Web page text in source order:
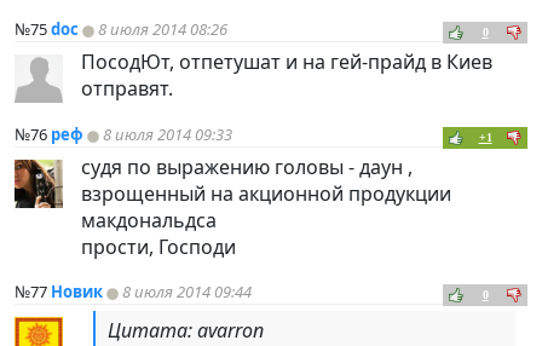
№75doc 8 июля 2014 08:26 0
ПосодЮт, отпетушат и на гей-прайд в Киев
отправят.
№76 реф 8 июля 2014 09:33 +1
судя по выражению головы - даун ,
взрощенный на акционной продукции
макдональдса
прости, Господи
№77 Новик 8 июля 2014 09:44 0
Цитата: avarron